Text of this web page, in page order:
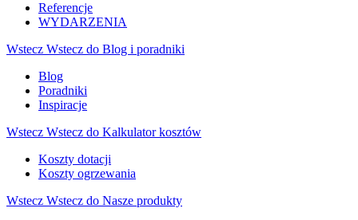
Referencje
WYDARZENIA
Wstecz Wstecz do Blog i poradniki
Blog
Poradniki
Inspiracje
Wstecz Wstecz do Kalkulator kosztów
Koszty dotacji
Koszty ogrzewania
Wstecz Wstecz do Nasze produkty